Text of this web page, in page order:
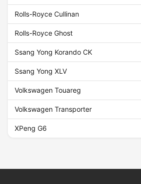
Rolls-Royce Cullinan
Rolls-Royce Ghost
Ssang Yong Korando CK
Ssang Yong XLV
Volkswagen Touareg
Volkswagen Transporter
XPeng G6